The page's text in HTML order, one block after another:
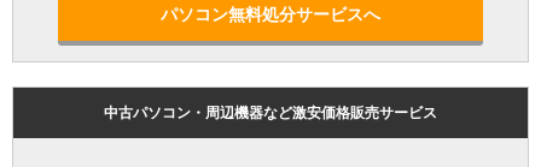
パソコン無料処分サービスへ
中古パソコン・周辺機器など激安価格販売サービス